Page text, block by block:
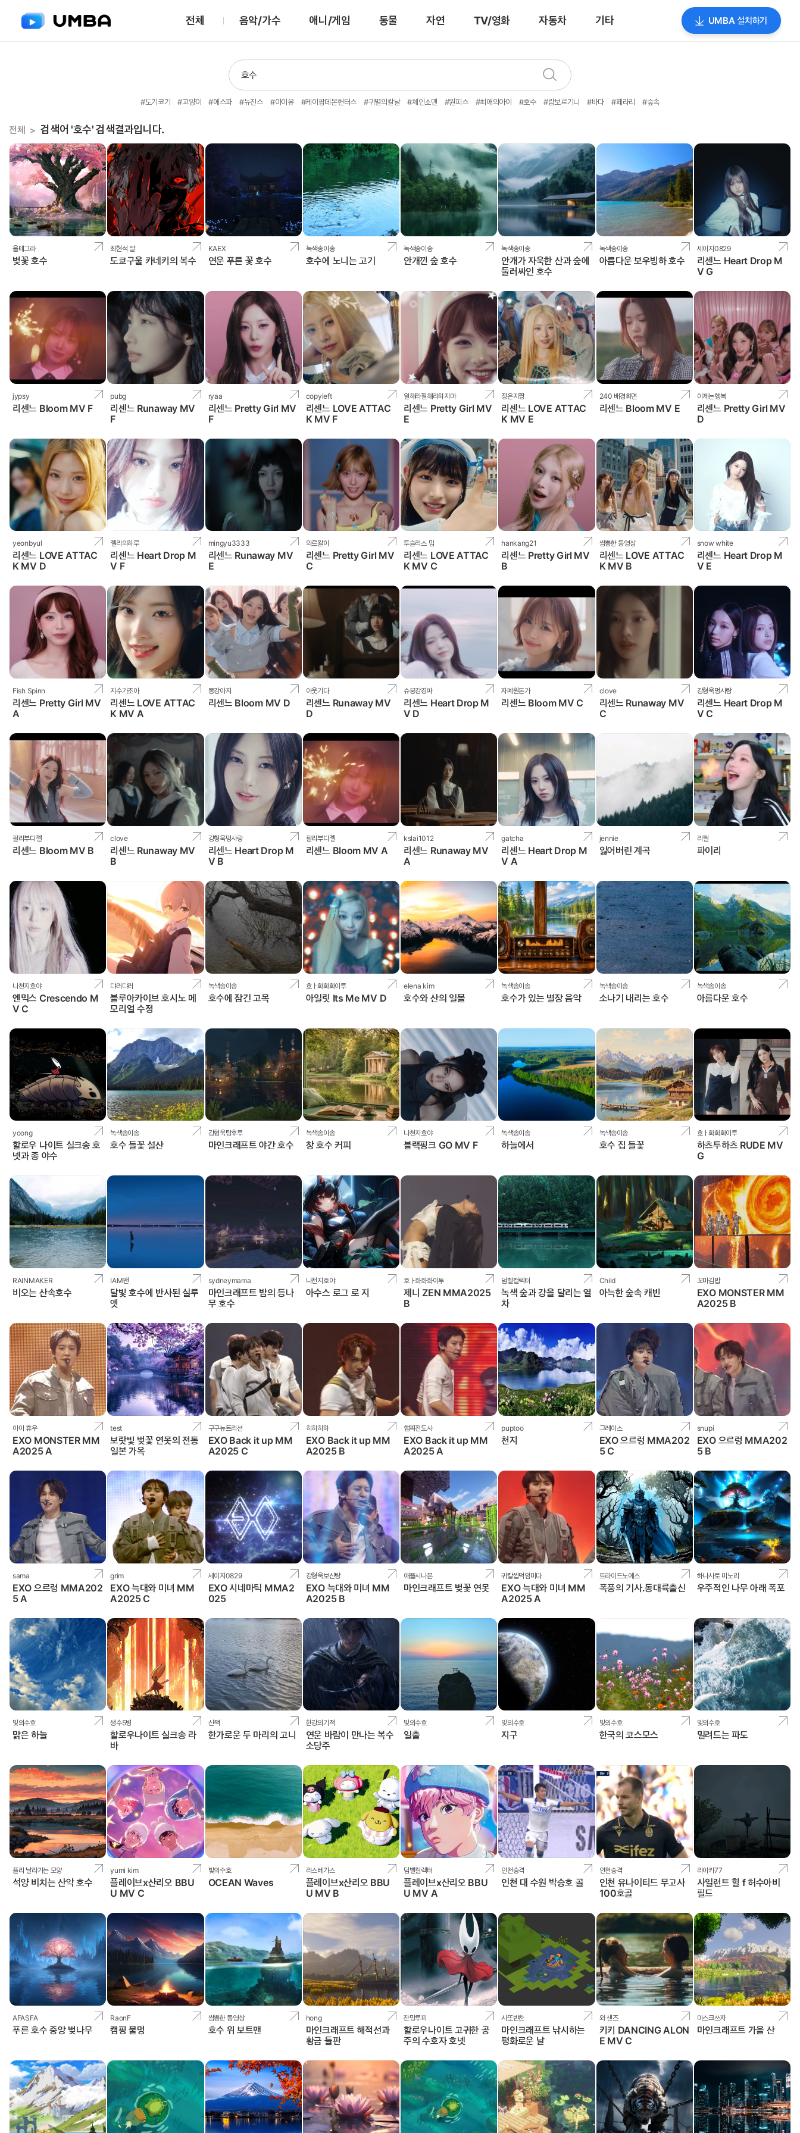
전체 음악/가수 애니/게임 동물 자연 TV/영화 자동차 기타 UMBA 설치하기
검
색
#도기코기 #고양이 #에스파 #뉴진스 #아이유 #케이팝데몬헌터스 #귀멸의칼날 #체인소맨 #원피스 #최애의아이 #호수 #람보르기니 #바다 #페라리 #숲속
전체 > 검색어 '호수' 검색결과입니다.
울테그라
벚꽃 호수
최현석 딸
도쿄구울 카네키의 복수
KAEX
연운 푸른 꽃 호수
녹색송이송
호수에 노니는 고기
녹색송이송
안개낀 숲 호수
녹색송이송
안개가 자욱한 산과 숲에
둘러싸인 호수
녹색송이송
아름다운 보우빙하 호수
세이지0829
리센느 Heart Drop M
V G
jypsy
리센느 Bloom MV F
pubg
리센느 Runaway MV
F
ryaa
리센느 Pretty Girl MV
F
copyleft
리센느 LOVE ATTAC
K MV F
일해라절해라하지마
리센느 Pretty Girl MV
E
정은지짱
리센느 LOVE ATTAC
K MV E
240 배경화면
리센느 Bloom MV E
이제는행복
리센느 Pretty Girl MV
D
yeonbyul
리센느 LOVE ATTAC
K MV D
젤리의하루
리센느 Heart Drop M
V F
mingyu3333
리센느 Runaway MV
E
와르왈이
리센느 Pretty Girl MV
C
투슬리스 밈
리센느 LOVE ATTAC
K MV C
hankang21
리센느 Pretty Girl MV
B
쌈뽕한 동영상
리센느 LOVE ATTAC
K MV B
snow white
리센느 Heart Drop M
V E
Fish Spinn
리센느 Pretty Girl MV
A
지수가조아
리센느 LOVE ATTAC
K MV A
똥강아지
리센느 Bloom MV D
아웃기다
리센느 Runaway MV
D
슈붕강경파
리센느 Heart Drop M
V D
자폐원돈가
리센느 Bloom MV C
clove
리센느 Runaway MV
C
강형욱멍사랑
리센느 Heart Drop M
V C
팔리부디젤
리센느 Bloom MV B
clove
리센느 Runaway MV
B
강형욱멍사랑
리센느 Heart Drop M
V B
팔리부디젤
리센느 Bloom MV A
kslai1012
리센느 Runaway MV
A
gatcha
리센느 Heart Drop M
V A
jennie
잃어버린 계곡
리쩔
파이리
나천지호야
엔믹스 Crescendo M
V C
댜러댜러
블루아카이브 호시노 메
모리얼 수정
녹색송이송
호수에 잠긴 고목
호ㅏ화화화이투
아일릿 Its Me MV D
elena kim
호수와 산의 일몰
녹색송이송
호수가 있는 별장 음악
녹색송이송
소나기 내리는 호수
녹색송이송
아름다운 호수
yoong
할로우 나이트 실크송 호
넷과 종 야수
녹색송이송
호수 들꽃 설산
강형욱탕후루
마인크래프트 야간 호수
녹색송이송
창 호수 커피
나천지호야
블랙핑크 GO MV F
녹색송이송
하늘에서
녹색송이송
호수 집 들꽃
호ㅏ화화화이투
하츠투하츠 RUDE MV
G
RAINMAKER
비오는 산속호수
IAM팬
달빛 호수에 반사된 실루
엣
sydneymama
마인크래프트 밤의 등나
무 호수
나천지호야
아수스 로그 로 지
호ㅏ화화화이투
제니 ZEN MMA2025
B
덤벨컬렉터
녹색 숲과 강을 달리는 열
차
Child
아늑한 숲속 캐빈
꼬마김밥
EXO MONSTER MM
A2025 B
아이 휴우
EXO MONSTER MM
A2025 A
test
보랏빛 벚꽃 연못의 전통
일본 가옥
구구뉴트리션
EXO Back it up MM
A2025 C
히히히하
EXO Back it up MM
A2025 B
햄찌전도사
EXO Back it up MM
A2025 A
puptoo
천지
그레이스
EXO 으르렁 MMA202
5 C
snupi
EXO 으르렁 MMA202
5 B
sama
EXO 으르렁 MMA202
5 A
grim
EXO 늑대와 미녀 MM
A2025 C
세이지0829
EXO 시네마틱 MMA2
025
강형욱보신탕
EXO 늑대와 미녀 MM
A2025 B
애플시나몬
마인크래프트 벚꽃 연못
귀칼씹덕임미다
EXO 늑대와 미녀 MM
A2025 A
트라이드노에스
폭풍의 기사.동대륙출신
하나사토 미노리
우주적인 나무 아래 폭포
빛의수호
맑은 하늘
생수5병
할로우나이트 실크송 라
바
산책
한가로운 두 마리의 고니
한강의기적
연운 바람이 만나는 복수
소당주
빛의수호
일출
빛의수호
지구
빛의수호
한국의 코스모스
빛의수호
밀려드는 파도
플리 날라가는 모양
석양 비치는 산악 호수
yumi kim
플레이브x산리오 BBU
U MV C
빛의수호
OCEAN Waves
라스베가스
플레이브x산리오 BBU
U MV B
덤벨컬렉터
플레이브x산리오 BBU
U MV A
인천승격
인천 대 수원 박승호 골
인천승격
인천 유나이티드 무고사
100호골
라이카77
사일런트 힐 f 허수아비
필드
AFASFA
푸른 호수 중앙 벚나무
RaonF
캠핑 불멍
쌈뽕한 동영상
호수 위 보트맨
hong
마인크래프트 해적선과
황금 들판
잔망루피
할로우나이트 고귀한 공
주의 수호자 호넷
사또반찬
마인크래프트 낚시하는
평화로운 날
와 샌즈
키키 DANCING ALON
E MV C
마스크쓰자
마인크래프트 가을 산